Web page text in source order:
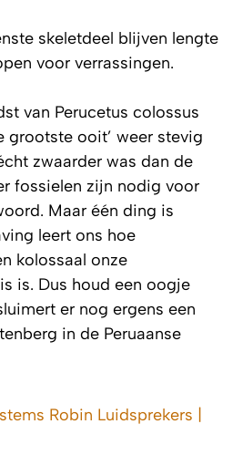
skeletdeel blijven lengte
voor verrassingen.
van Perucetus colossus
grootste ooit’ weer stevig
zwaarder was dan de
fossielen zijn nodig voor
Maar één ding is
leert ons hoe
kolossaal onze
is. Dus houd een oogje
er nog ergens een
in de Peruaanse
Robin Luidsprekers |